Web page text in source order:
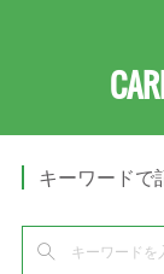
キーワードで